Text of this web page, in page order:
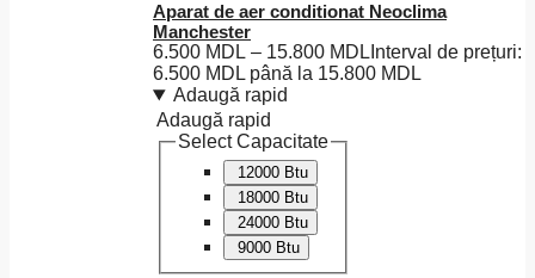
Aparat de aer conditionat Neoclima
Manchester
6.500 MDL – 15.800 MDL Interval de prețuri:
6.500 MDL până la 15.800 MDL
Adaugă rapid
Adaugă rapid
Select Capacitate
12000 Btu
18000 Btu
24000 Btu
9000 Btu